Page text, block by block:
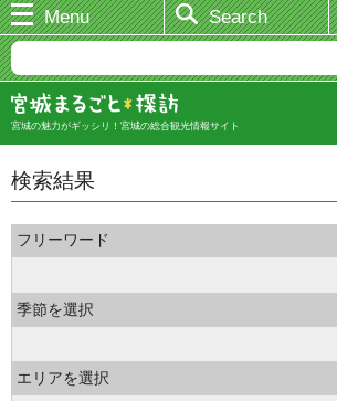
Menu Search
宮城の魅力がギッシリ！宮城の総合観光情報サイト
検索結果
フリーワード
季節を選択
エリアを選択